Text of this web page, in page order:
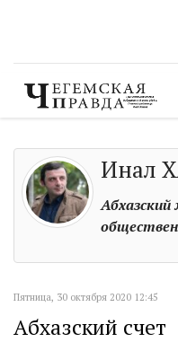
Инал
Пятница, 30 октября 2020 12:45
Абхазский счет